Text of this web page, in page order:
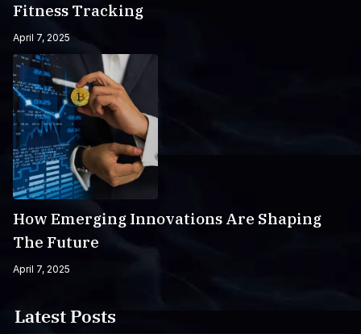
Fitness Tracking
April 7, 2025
How Emerging Innovations Are Shaping
The Future
April 7, 2025
Latest Posts